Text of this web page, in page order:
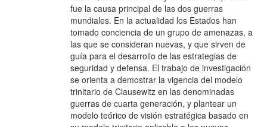
fue la causa principal de las dos guerras
mundiales. En la actualidad los Estados han
tomado conciencia de un grupo de amenazas, a
las que se consideran nuevas, y que sirven de
guía para el desarrollo de las estrategias de
seguridad y defensa. El trabajo de investigación
se orienta a demostrar la vigencia del modelo
trinitario de Clausewitz en las denominadas
guerras de cuarta generación, y plantear un
modelo teórico de visión estratégica basado en